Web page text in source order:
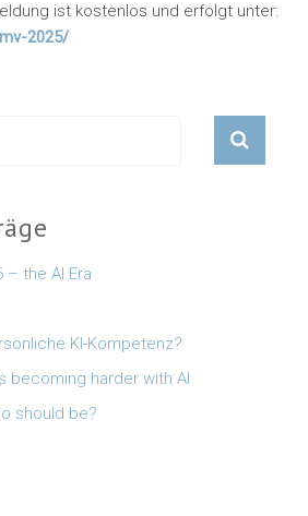
ist kostenlos und erfolgt unter:
2025/
– the AI Era
KI-Kompetenz?
becoming harder with AI
should be?